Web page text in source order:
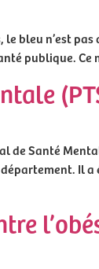
bleu n’est
publique.
Santé
Il